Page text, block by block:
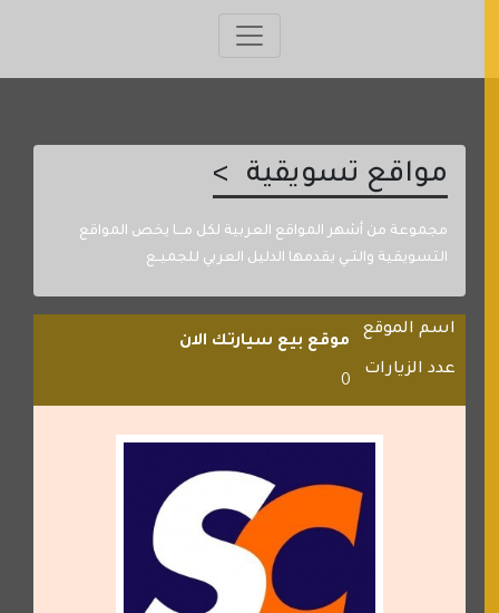
مواقع تسويقية
مجموعة من أشهر المواقع العربية لكل مـــا يخص المواقع
التسويقية والتــي يقدمها الدليل العربي للجميــع
اسم الموقع
موقع بيع سيارتك الان
عدد الزيارات
0